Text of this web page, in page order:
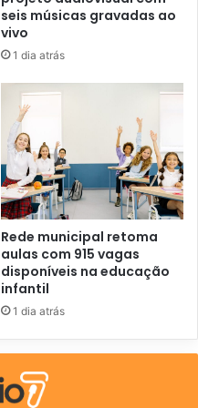
seis músicas gravadas ao
vivo
1 dia atrás
Rede municipal retoma
aulas com 915 vagas
disponíveis na educação
infantil
1 dia atrás